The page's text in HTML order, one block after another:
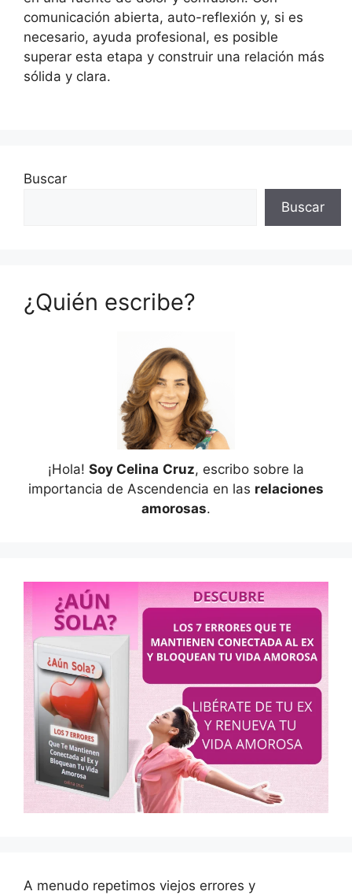
comunicación abierta, auto-reflexión y, si es
necesario, ayuda profesional, es posible
superar esta etapa y construir una relación más
sólida y clara.
Buscar
Buscar
¿Quién escribe?
¡Hola! Soy Celina Cruz, escribo sobre la
importancia de Ascendencia en las relaciones
amorosas.
A menudo repetimos viejos errores y